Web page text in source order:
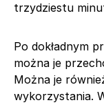
trzydziestu
Po dokładnym
można je
Można je
wykorzystania.